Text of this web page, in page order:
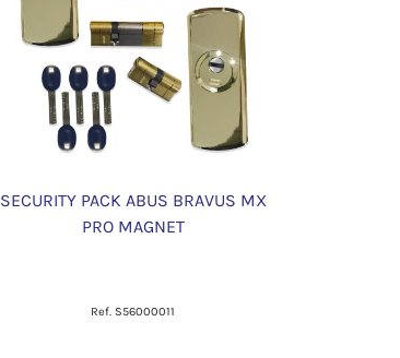
SECURITY PACK ABUS BRAVUS MX
PRO MAGNET
Ref. S56000011